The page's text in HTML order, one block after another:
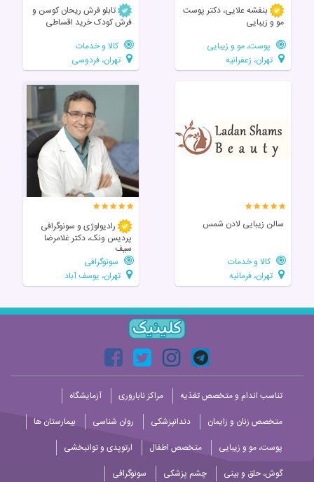
بنفشه علایی، دکتر پوست
مو و زیبایی
پوست، مو و زیبایی
تهران، زعفرانیه
تابلو فرش ریحان کوسن و
فرش کودک خرید اقساطی
کالا و خدمات
تهران، فردوسی
سالن زیبایی لادن شمس
کالا و خدمات
تهران، فرمانیه
رادیولوژی و سونوگرافی
پردیس ونک، دکتر غلامرضا
سیف
سونوگرافی
تهران، یوسف آباد
تناسب اندام و متخصص تغذیه مراکز ناباروری
آزمایشگاه
متخصص زنان و زایمان
دندانپزشکی روان شناسی
بیمارستان ها
پوست، مو و زیبایی
متخصص اطفال
ارتوپدی و توانبخشی
گوش، حلق و بینی
چشم پزشکی سونوگرافی